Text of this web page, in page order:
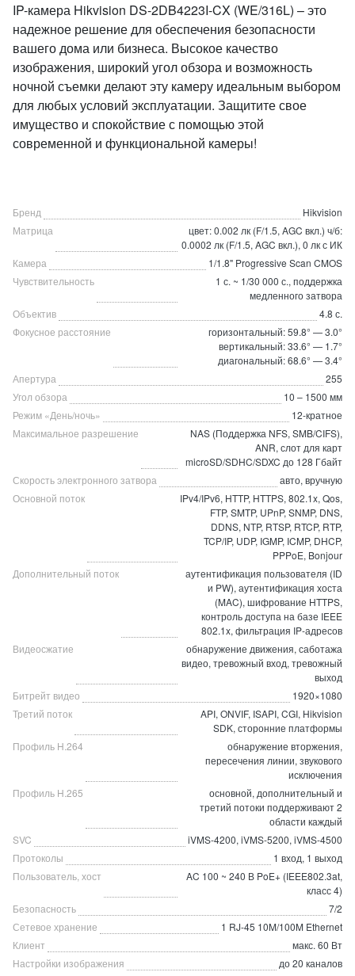
IP-камера Hikvision DS-2DB4223I-CX (WE/316L) – это
надежное решение для обеспечения безопасности
вашего дома или бизнеса. Высокое качество
изображения, широкий угол обзора и возможность
ночной съемки делают эту камеру идеальным выбором
для любых условий эксплуатации. Защитите свое
имущество и спокойствие с помощью этой
современной и функциональной камеры!
Бренд
Hikvision
Матрица
цвет: 0.002 лк (F/1.5, AGC вкл.) ч/б:
0.0002 лк (F/1.5, AGC вкл.), 0 лк с ИК
Камера
1/1.8" Progressive Scan CMOS
Чувствительность
1 с. ~ 1/30 000 с., поддержка
медленного затвора
Объектив
4.8 с.
Фокусное расстояние
горизонтальный: 59.8° — 3.0°
вертикальный: 33.6° — 1.7°
диагональный: 68.6° — 3.4°
Апертура
255
Угол обзора
10 – 1500 мм
Режим «День/ночь»
12-кратное
Максимальное разрешение
NAS (Поддержка NFS, SMB/CIFS),
ANR, слот для карт
microSD/SDHC/SDXC до 128 Гбайт
Скорость электронного затвора
авто, вручную
Основной поток
IPv4/IPv6, HTTP, HTTPS, 802.1x, Qos,
FTP, SMTP, UPnP, SNMP, DNS,
DDNS, NTP, RTSP, RTCP, RTP,
TCP/IP, UDP, IGMP, ICMP, DHCP,
PPPoE, Bonjour
Дополнительный поток
аутентификация пользователя (ID
и PW), аутентификация хоста
(MAC), шифрование HTTPS,
контроль доступа на базе IEEE
802.1x, фильтрация IP-адресов
Видеосжатие
обнаружение движения, саботажа
видео, тревожный вход, тревожный
выход
Битрейт видео
1920×1080
Третий поток
API, ONVIF, ISAPI, CGI, Hikvision
SDK, сторонние платформы
Профиль H.264
обнаружение вторжения,
пересечения линии, звукового
исключения
Профиль H.265
основной, дополнительный и
третий потоки поддерживают 2
области каждый
SVC
iVMS-4200, iVMS-5200, iVMS-4500
Протоколы
1 вход, 1 выход
Пользователь, хост
AC 100 ~ 240 В PoE+ (IEEE802.3at,
класс 4)
Безопасность
7/2
Сетевое хранение
1 RJ-45 10M/100M Ethernet
Клиент
макс. 60 Вт
Настройки изображения
до 20 каналов